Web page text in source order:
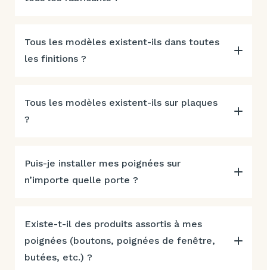
Tous les modèles existent-ils dans toutes
les finitions ?
Tous les modèles existent-ils sur plaques
?
Puis-je installer mes poignées sur
n’importe quelle porte ?
Existe-t-il des produits assortis à mes
poignées (boutons, poignées de fenêtre,
butées, etc.) ?